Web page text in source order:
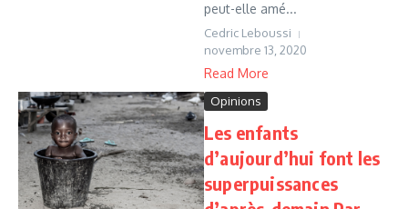
peut-elle amé...
Cedric Leboussi
novembre 13, 2020
Read More
Opinions
Les enfants
d’aujourd’hui font les
superpuissances